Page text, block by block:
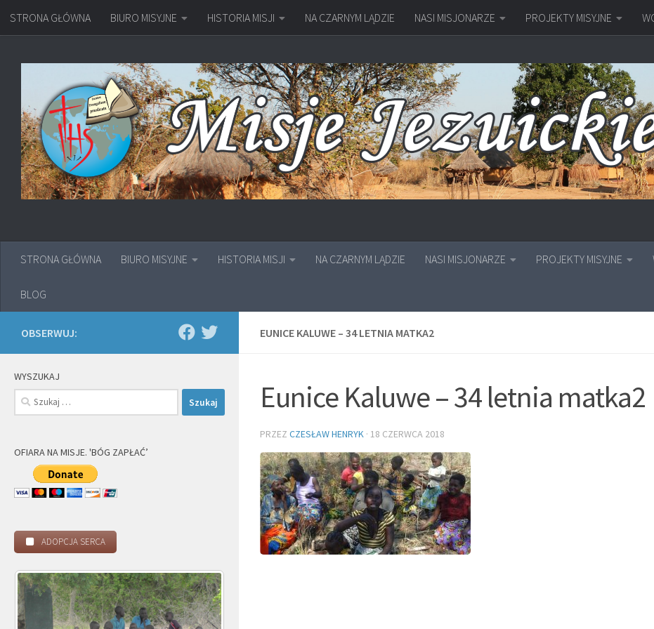
Przejdź do treści
STRONA GŁÓWNA BIURO MISYJNE HISTORIA MISJI NA CZARNYM LĄDZIE NASI MISJONARZE PROJEKTY MISYJNE
STRONA GŁÓWNA BIURO MISYJNE HISTORIA MISJI NA CZARNYM LĄDZIE NASI MISJONARZE PROJEKTY MISYJNE
BLOG
EUNICE KALUWE – 34 LETNIA MATKA2
Eunice Kaluwe – 34 letnia matka2
PRZEZ CZESŁAW HENRYK · 18 CZERWCA 2018
OBSERWUJ:
WYSZUKAJ
Szukaj:
OFIARA NA MISJE. 'BÓG ZAPŁAĆ’
ADOPCJA SERCA